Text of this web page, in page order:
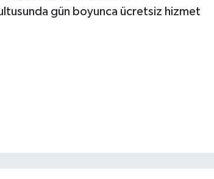
gün boyunca ücretsiz hizmet